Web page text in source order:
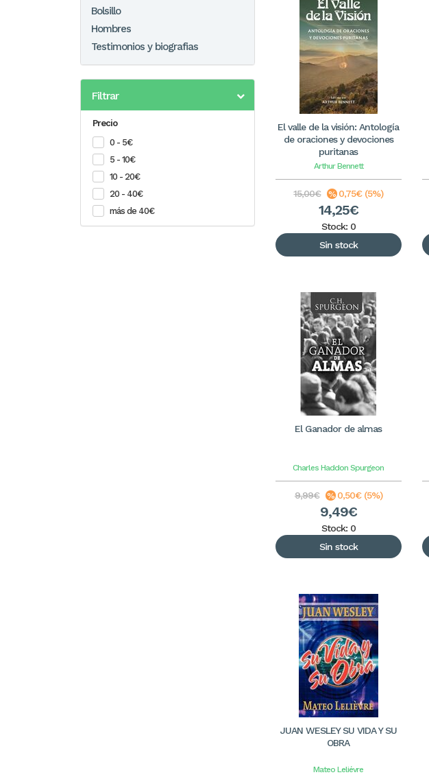
Bolsillo
Hombres
Testimonios y biografias
Filtrar
Precio
0 - 5€
5 - 10€
10 - 20€
20 - 40€
más de 40€
El valle de la visión: Antología
de oraciones y devociones
puritanas
Arthur Bennett
15,00€ 0,75€ (5%)
14,25€
Stock: 0
Sin stock
El Ganador de almas
Charles Haddon Spurgeon
9,99€ 0,50€ (5%)
9,49€
Stock: 0
Sin stock
JUAN WESLEY SU VIDA Y SU
OBRA
Mateo Leliévre